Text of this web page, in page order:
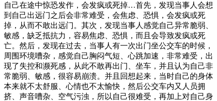
自己在途中惊恐发作，会发疯或死掉…首先，发现当事人会想
到自己出远门之后会非常难受，会焦虑、恐惧，会发疯或死
掉，从而不敢出远门。其次，发现当事人感觉自己异常脆弱、
敏感，缺乏抵抗力，容易焦虑、恐惧，而且会导致发疯或死
亡。然后，发现在过去，当事人有一次出门坐公交车的时候，
周围环境嘈杂，感觉自己胸闷气短、心跳加速，非常难受，出
现了失控和濒死感，从此不敢再出门、坐车，并且认为自己非
常脆弱、敏感，很容易崩溃。并且回想起来，当时自己的身体
本来就不太舒服、心情也不太愉快，然后公交车内又人员拥
挤、声音嘈杂、空气污浊，所以自己很难受，再加上对自己身